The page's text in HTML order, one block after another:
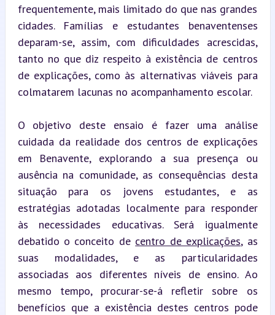
frequentemente, mais limitado do que nas grandes
cidades. Famílias e estudantes benaventenses
deparam-se, assim, com dificuldades acrescidas,
tanto no que diz respeito à existência de centros
de explicações, como às alternativas viáveis para
colmatarem lacunas no acompanhamento escolar.
O objetivo deste ensaio é fazer uma análise
cuidada da realidade dos centros de explicações
em Benavente, explorando a sua presença ou
ausência na comunidade, as consequências desta
situação para os jovens estudantes, e as
estratégias adotadas localmente para responder
às necessidades educativas. Será igualmente
debatido o conceito de centro de explicações, as
suas modalidades, e as particularidades
associadas aos diferentes níveis de ensino. Ao
mesmo tempo, procurar-se-á refletir sobre os
benefícios que a existência destes centros pode